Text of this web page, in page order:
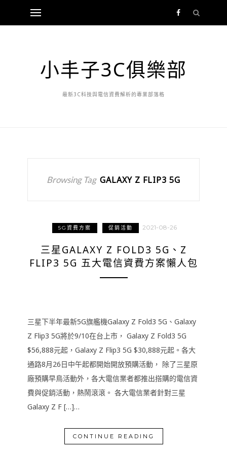
小丰子3C俱樂部
最新3C科技與電信資費解析的專業部落格
Browsing Tag GALAXY Z FLIP3 5G
5G資費方案 促銷活動 2021-08-26
三星GALAXY Z FOLD3 5G、Z
FLIP3 5G 五大電信資費方案懶人包
三星下半年最新5G旗艦機Galaxy Z Fold3 5G、Galaxy
Z Flip3 5G將於9/10在台上市， Galaxy Z Fold3 5G
$56,888元起，Galaxy Z Flip3 5G $30,888元起。各大
通路8月26日中午起都開始開放預購活動， 除了三星原
廠預購早鳥活動外，各大電信業者都推出搭購的電信資
費與促銷活動，熱鬧滾滾。 各大電信業者針對三星
Galaxy Z F […]…
CONTINUE READING